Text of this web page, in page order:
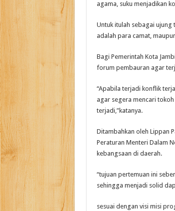
agama, suku menjadikan
Untuk itulah sebagai
adalah para camat,
Bagi Pemerintah Kota
forum pembauran agar
“Apabila terjadi konflik
agar segera mencari
terjadi,”katanya.
Ditambahkan oleh Lippan
Peraturan Menteri Dalam
kebangsaan di daerah.
“tujuan pertemuan ini
sehingga menjadi solid
sesuai dengan visi misi